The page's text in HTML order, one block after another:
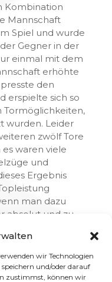
wir Technologien
und/oder darauf
zustimmst, können wir
Kombination
Mannschaft
Spiel und wurde
Gegner in der
einmal mit dem
erhöhte
den
erspielte sich so
Tormöglichkeiten,
wurden. Leider
zwölf Tore
waren viele
und
Ergebnis
man dazu
absolut und zu
Dennoch
gingen mit 14:0
Torschützen